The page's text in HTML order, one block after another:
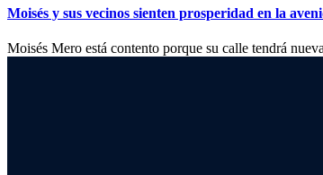
Moisés y sus vecinos sienten prosperidad en la
Moisés Mero está contento porque su calle tendrá